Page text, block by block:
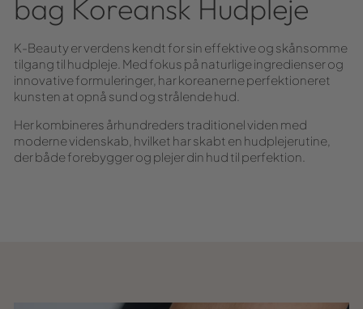
bag Koreansk Hudpleje
K-Beauty er verdens kendt for sin effektive og skånsomme
tilgang til hudpleje. Med fokus på naturlige ingredienser og
innovative formuleringer, har koreanerne perfektioneret
kunsten at opnå sund og strålende hud.
Her kombineres århundreders traditionel viden med
moderne videnskab, hvilket har skabt en hudplejerutine,
der både forebygger og plejer din hud til perfektion.